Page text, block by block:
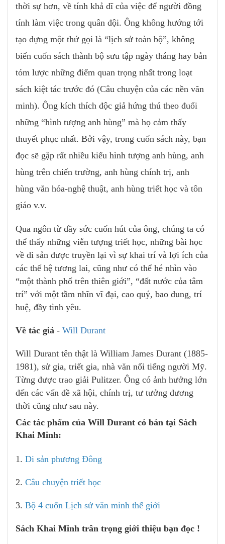
thời sự hơn, về tính khả dĩ của việc để người đồng
tính làm việc trong quân đội. Ông không hướng tới
tạo dựng một thứ gọi là “lịch sử toàn bộ”, không
biến cuốn sách thành bộ sưu tập ngày tháng hay bản
tóm lược những điểm quan trọng nhất trong loạt
sách kiệt tác trước đó (Câu chuyện của các nền văn
minh). Ông kích thích độc giả hứng thú theo đuổi
những “hình tượng anh hùng” mà họ cảm thấy
thuyết phục nhất. Bởi vậy, trong cuốn sách này, bạn
đọc sẽ gặp rất nhiều kiểu hình tượng anh hùng, anh
hùng trên chiến trường, anh hùng chính trị, anh
hùng văn hóa-nghệ thuật, anh hùng triết học và tôn
giáo v.v.
Qua ngôn từ đầy sức cuốn hút của ông, chúng ta có
thể thấy những viễn tượng triết học, những bài học
về di sản được truyền lại vì sự khai trí và lợi ích của
các thế hệ tương lai, cũng như có thể hé nhìn vào
“một thành phố trên thiên giới”, “đất nước của tâm
trí” với một tầm nhĩn vĩ đại, cao quý, bao dung, trí
huệ, đầy tình yêu.
Về tác giả - Will Durant
Will Durant tên thật là William James Durant (1885-
1981), sử gia, triết gia, nhà văn nổi tiếng người Mỹ.
Từng được trao giải Pulitzer. Ông có ảnh hưởng lớn
đến các vấn đề xã hội, chính trị, tư tưởng đương
thời cũng như sau này.
Các tác phẩm của Will Durant có bán tại Sách
Khai Minh:
1. Di sản phương Đông
2. Câu chuyện triết học
3. Bộ 4 cuốn Lịch sử văn minh thế giới
Sách Khai Minh trân trọng giới thiệu bạn đọc !